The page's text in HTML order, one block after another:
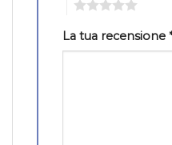
La tua recensione